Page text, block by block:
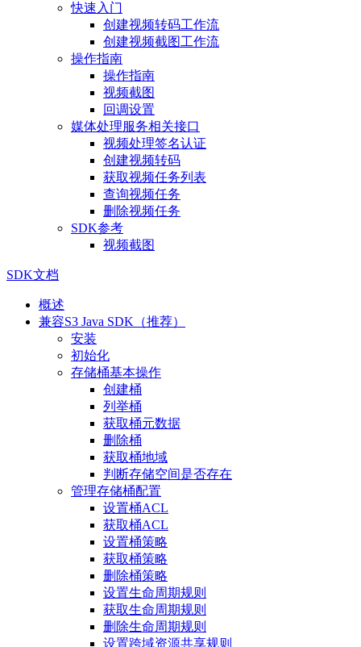
快速入门
创建视频转码工作流
创建视频截图工作流
操作指南
操作指南
视频截图
回调设置
媒体处理服务相关接口
视频处理签名认证
创建视频转码
获取视频任务列表
查询视频任务
删除视频任务
SDK参考
视频截图
SDK文档
概述
兼容S3 Java SDK（推荐）
安装
初始化
存储桶基本操作
创建桶
列举桶
获取桶元数据
删除桶
获取桶地域
判断存储空间是否存在
管理存储桶配置
设置桶ACL
获取桶ACL
设置桶策略
获取桶策略
删除桶策略
设置生命周期规则
获取生命周期规则
删除生命周期规则
设置跨域资源共享规则